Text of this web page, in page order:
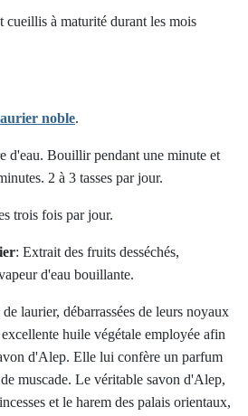
cueillis à maturité durant les mois
noble.
d'eau. Bouillir pendant une minute et
2 à 3 tasses par jour.
trois fois par jour.
: Extrait des fruits desséchés,
d'eau bouillante.
de laurier, débarrassées de leurs noyaux
huile végétale employée afin
d'Alep. Elle lui confère un parfum
muscade. Le véritable savon d'Alep,
et le harem des palais orientaux,